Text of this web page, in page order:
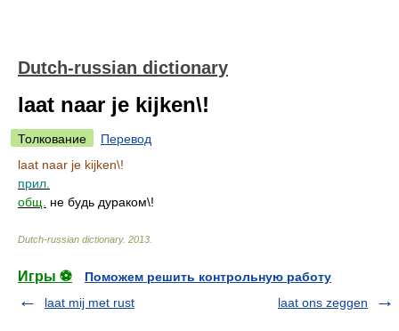
Dutch-russian dictionary
laat naar je kijken\!
Толкование
Перевод
laat naar je kijken\!
прил.
общ.
не будь дураком\!
Dutch-russian dictionary. 2013
Игры ⚽
Поможем решить контрольную работу
laat mij met rust
laat ons zeggen